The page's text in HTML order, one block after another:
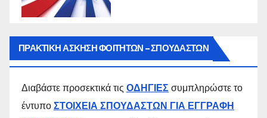
ΠΡΑΚΤΙΚΗ ΑΣΚΗΣΗ ΦΟΙΤΗΤΩΝ – ΣΠΟΥΔΑΣΤΩΝ
Διαβάστε προσεκτικά τις ΟΔΗΓΙΕΣ συμπληρώστε το
έντυπο ΣΤΟΙΧΕΙΑ ΣΠΟΥΔΑΣΤΩΝ ΓΙΑ ΕΓΓΡΑΦΗ